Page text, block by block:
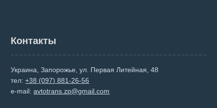
Контакты
Украина, Запорожье, ул. Первая Литейная, 48
тел:+38 (097) 881-26-56
e-mail:avtotrans.zp@gmail.com